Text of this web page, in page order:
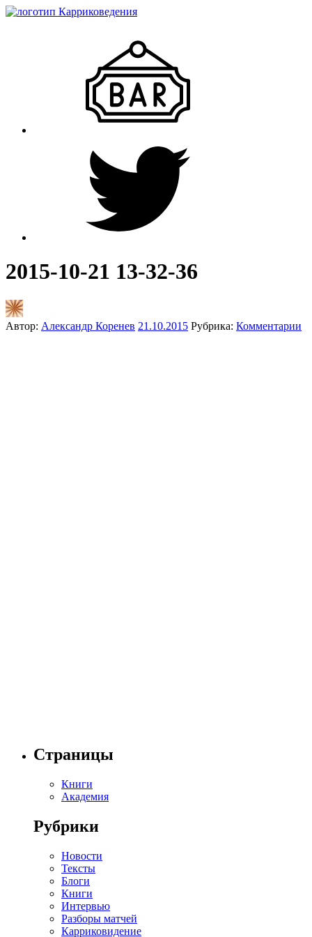
2015-10-21 13-32-36
Автор: Александр Коренев 21.10.2015 Рубрика: Комментарии
Страницы
Книги
Академия
Рубрики
Новости
Тексты
Блоги
Книги
Интервью
Разборы матчей
Карриковидение